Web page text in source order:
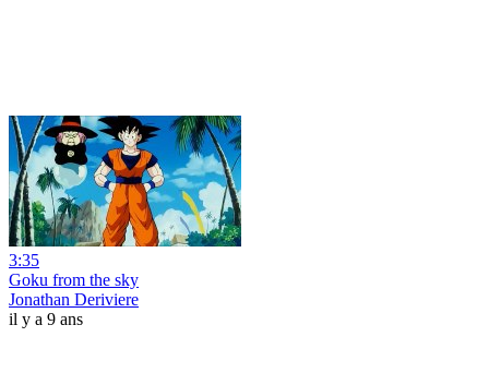
3:35
Goku from the sky
Jonathan Deriviere
il y a 9 ans